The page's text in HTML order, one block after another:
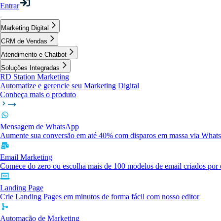
Entrar
Marketing Digital
CRM de Vendas
Atendimento e Chatbot
Soluções Integradas
RD Station Marketing
Automatize e gerencie seu Marketing Digital
Conheça mais o produto
Mensagem de WhatsApp
Aumente sua conversão em até 40% com disparos em massa via
Email Marketing
Comece do zero ou escolha mais de 100 modelos de email criados por
Landing Page
Crie Landing Pages em minutos de forma fácil com nosso editor
Automação de Marketing